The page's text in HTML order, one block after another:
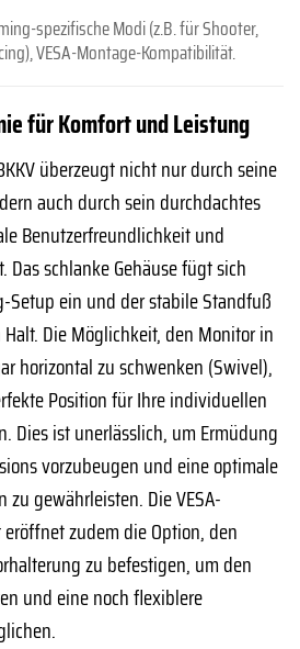
spezifische Modi (z.B. für Shooter,
VESA-Montage-Kompatibilität.
für Komfort und Leistung
überzeugt nicht nur durch seine
auch durch sein durchdachtes
Benutzerfreundlichkeit und
Das schlanke Gehäuse fügt sich
Setup ein und der stabile Standfuß
Die Möglichkeit, den Monitor in
horizontal zu schwenken (Swivel),
Position für Ihre individuellen
Dies ist unerlässlich, um Ermüdung
vorzubeugen und eine optimale
zu gewährleisten. Die VESA-
zudem die Option, den
zu befestigen, um den
und eine noch flexiblere